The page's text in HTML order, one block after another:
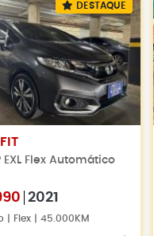
DESTAQUE
FIT
EXL Flex Automático
2021
| Flex | 45.000KM